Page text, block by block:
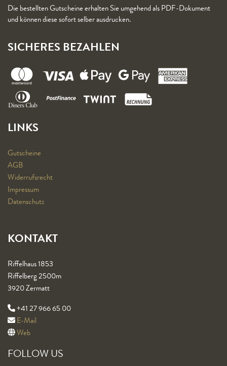
Die bestellten Gutscheine erhalten Sie umgehend als PDF-Dokument
und können diese sofort selber ausdrucken.
SICHERES BEZAHLEN
LINKS
Gutscheine
AGB
Widerrufsrecht
Impressum
Datenschutz
KONTAKT
Riffelhaus 1853
Riffelberg 2500m
3920 Zermatt
+41 27 966 65 00
E-Mail
Web
FOLLOW US